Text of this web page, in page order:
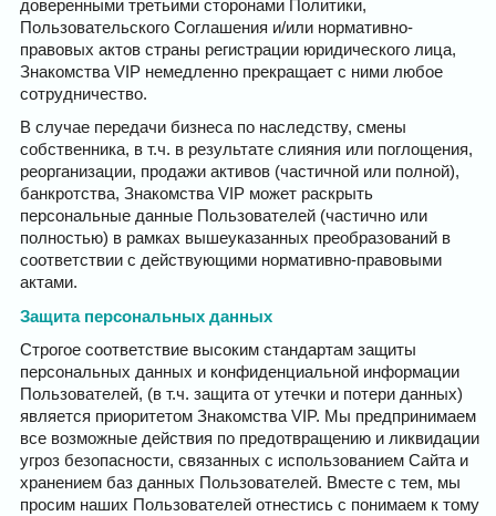
доверенными третьими сторонами Политики,
Пользовательского Соглашения и/или нормативно-
правовых актов страны регистрации юридического лица,
Знакомства VIP немедленно прекращает с ними любое
сотрудничество.
В случае передачи бизнеса по наследству, смены
собственника, в т.ч. в результате слияния или поглощения,
реорганизации, продажи активов (частичной или полной),
банкротства, Знакомства VIP может раскрыть
персональные данные Пользователей (частично или
полностью) в рамках вышеуказанных преобразований в
соответствии с действующими нормативно-правовыми
актами.
Защита персональных данных
Строгое соответствие высоким стандартам защиты
персональных данных и конфиденциальной информации
Пользователей, (в т.ч. защита от утечки и потери данных)
является приоритетом Знакомства VIP. Мы предпринимаем
все возможные действия по предотвращению и ликвидации
угроз безопасности, связанных с использованием Сайта и
хранением баз данных Пользователей. Вместе с тем, мы
просим наших Пользователей отнестись с понимаем к тому